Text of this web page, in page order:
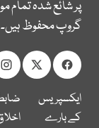
پر شائع شدہ
گروپ محفوظ ہیں۔
ایکسپریس
کے بارے